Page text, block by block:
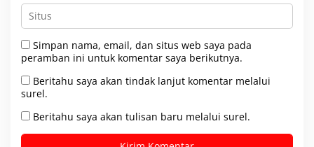
Simpan nama, email, dan situs web saya pada
peramban ini untuk komentar saya berikutnya.
Beritahu saya akan tindak lanjut komentar melalui
surel.
Beritahu saya akan tulisan baru melalui surel.